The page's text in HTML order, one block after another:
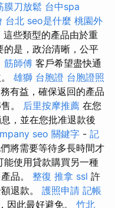
膜刀放鬆 台中spa
台北 seo是什麼 桃園外
這些類型的產品由於重
是，政治清晰，公平
筋師傅 客戶希望盡快通
雄獅 台胞證 台胞證照
有益，確保返回的產品
。 后里按摩推薦 在您
，並在您批准退款後
seo 關鍵字 - 記
將需要等待多長時間才
使用貸款購買另一種
品。 整復 推拿 ssl 許
退款。 護照申請 記帳
因此最好避免。 竹北